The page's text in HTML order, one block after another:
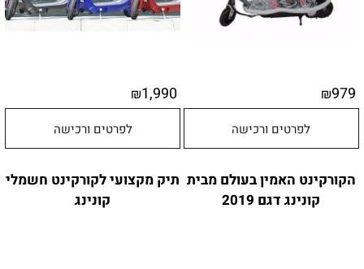
₪979
לפרטים ורכישה
₪1,990
לפרטים ורכישה
הקורקינט האמין בעולם מבית
קונינג דגם 2019
תיק מקצועי לקורקינט חשמלי
קונינג